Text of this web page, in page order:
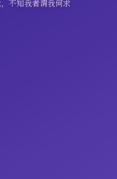
不知我者谓我何求